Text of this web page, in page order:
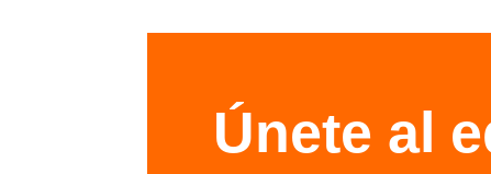
Únete al